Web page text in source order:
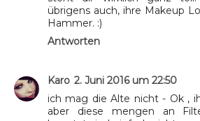
übrigens auch, ihre Makeup
Hammer. :)
Antworten
Karo 2. Juni 2016 um 22:50
ich mag die Alte nicht - Ok ,
aber diese mengen an